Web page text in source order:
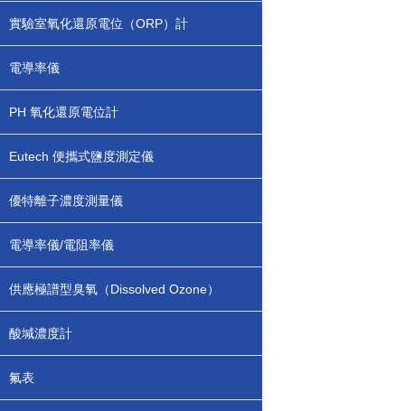
實驗室氧化還原電位（ORP）計
電導率儀
PH 氧化還原電位計
Eutech 便攜式鹽度測定儀
優特離子濃度測量儀
電導率儀/電阻率儀
供應極譜型臭氧（Dissolved Ozone）
酸堿濃度計
氟表